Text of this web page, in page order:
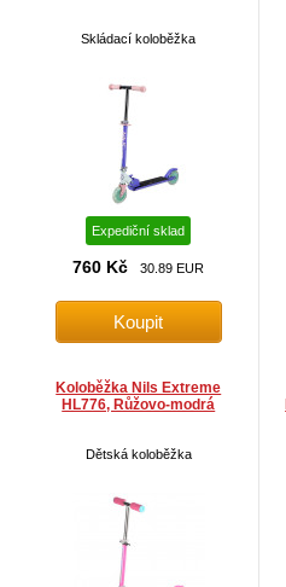
Skládací koloběžka
Expediční sklad
760 Kč 30.89 EUR
Koloběžka Nils Extreme
HL776, Růžovo-modrá
Dětská koloběžka